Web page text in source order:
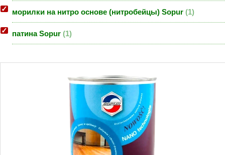
морилки на нитро основе (нитробейцы) Sopur 1
патина Sopur 1